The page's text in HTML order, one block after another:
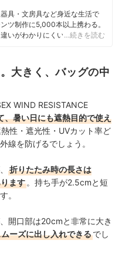
具・文房具など身近な生活で
ツ制作に5,000本以上携わる。
いがわかりにくい商材だから
ール
…続きを読む
大きく、バッグの中
WIND RESISTANCE
、暑い日にも遮熱目的で使え
熱性・遮光性・UVカット率ど
線を防げるでしょう。
折りたたみ時の長さは
ます 。持ち手が2.5cmと短
。
開口部は20cmと非常に大き
ーズに出し入れできるでし